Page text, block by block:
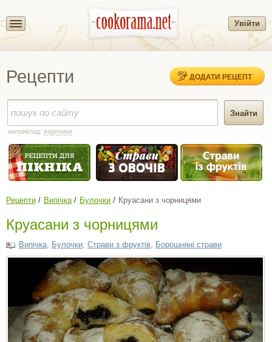
Увійти
Рецепти ДОДАТИ РЕЦЕПТ
наприклад: вареники
Рецепти Випічка Булочки Круасани з чорницями
Круасани з чорницями
Випічка Булочки Страви з фруктів Борошняні страви